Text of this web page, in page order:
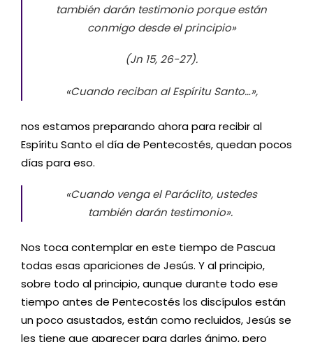
también darán testimonio porque están
conmigo desde el principio»
(Jn 15, 26-27).
«Cuando reciban al Espíritu Santo…»,
nos estamos preparando ahora para recibir al
Espíritu Santo el día de Pentecostés, quedan pocos
días para eso.
«Cuando venga el Paráclito, ustedes
también darán testimonio».
Nos toca contemplar en este tiempo de Pascua
todas esas apariciones de Jesús. Y al principio,
sobre todo al principio, aunque durante todo ese
tiempo antes de Pentecostés los discípulos están
un poco asustados, están como recluidos, Jesús se
les tiene que aparecer para darles ánimo, pero